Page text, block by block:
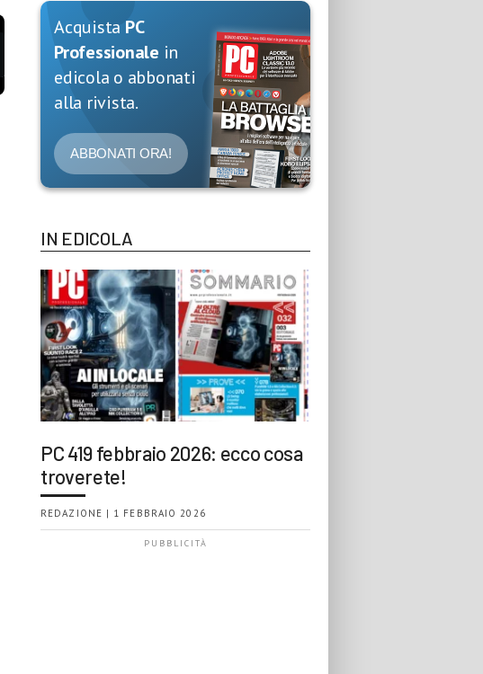
Acquista PC
Professionale in
edicola o abbonati
alla rivista.
ABBONATI ORA!
IN EDICOLA
PC 419 febbraio 2026: ecco cosa
troverete!
REDAZIONE | 1 FEBBRAIO 2026